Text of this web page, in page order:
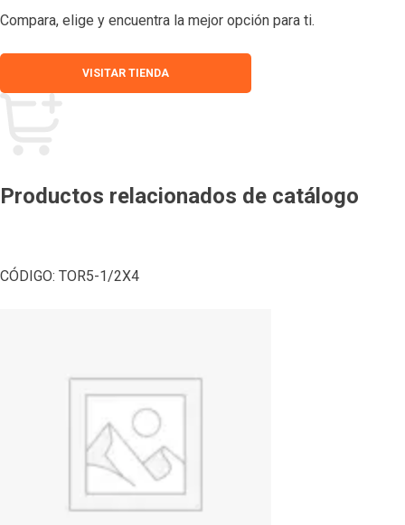
Compara, elige y encuentra la mejor opción para ti.
VISITAR TIENDA
Productos relacionados de catálogo
CÓDIGO: TOR5-1/2X4